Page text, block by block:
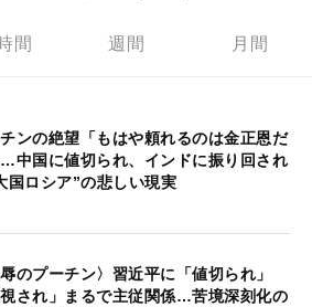
間 週間 月間
ンの絶望「もはや頼れるのは金正恩だ
中国に値切られ、インドに振り回され
国ロシア”の悲しい現実
辱のプーチン〉習近平に「値切られ」
視され」まるで主従関係…苦境深刻化の